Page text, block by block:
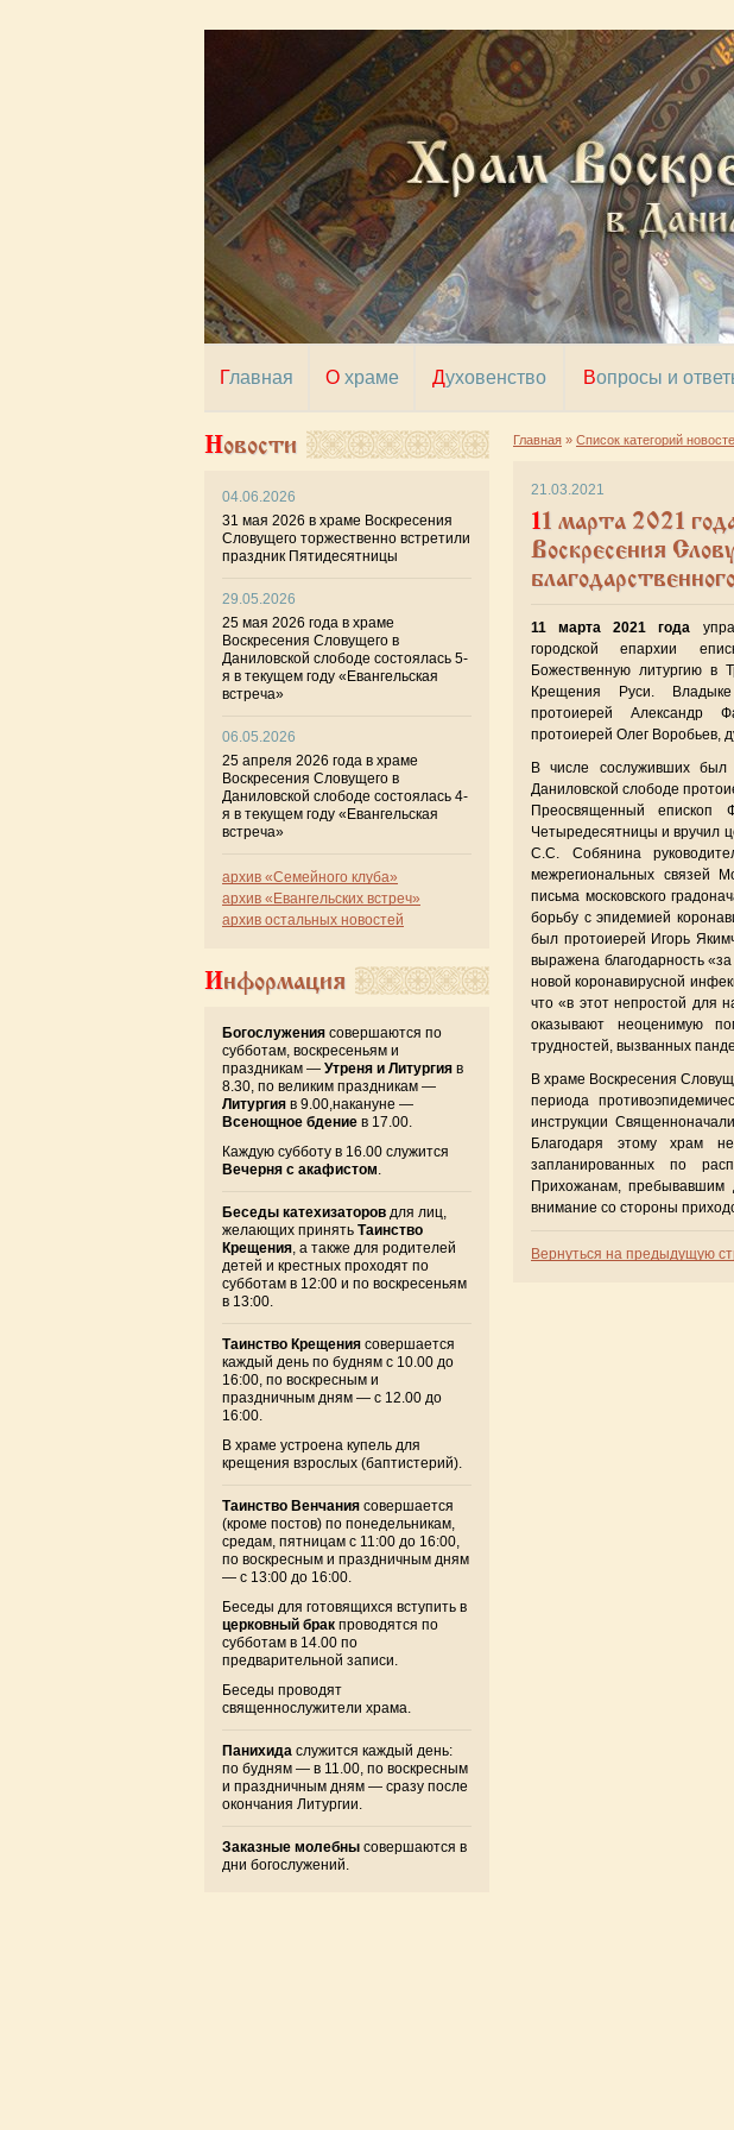
Главная О храме Духовенство Вопросы и
Главная » Список категорий
21.03.2021
11 марта 2021 года настоятель храма
Воскресения
11 марта 2021 года
городской епархии
Божественную литургию в
Крещения Руси. Владыке
протоиерей Александр
протоиерей Олег Воробьев,
В числе сослуживших был
Даниловской слободе
Преосвященный епископ
Четыредесятницы и вручил
С.С. Собянина
межрегиональных связей
письма московского
борьбу с эпидемией
был протоиерей Игорь
выражена благодарность
новой коронавирусной
что «в этот непростой для
оказывают неоценимую
трудностей, вызванных
В храме Воскресения
периода
инструкции
Благодаря этому храм
запланированных по
Прихожанам, пребывавшим
внимание со стороны
Вернуться на предыдущую
Новости
04.06.2026
31 мая 2026 в храме Воскресения
Словущего торжественно встретили
праздник Пятидесятницы
29.05.2026
25 мая 2026 года в храме
Воскресения Словущего в
Даниловской слободе состоялась 5-
я в текущем году «Евангельская
встреча»
06.05.2026
25 апреля 2026 года в храме
Воскресения Словущего в
Даниловской слободе состоялась 4-
я в текущем году «Евангельская
встреча»
архив «Семейного клуба»
архив «Евангельских встреч»
архив остальных новостей
Информация
Богослужения совершаются по
субботам, воскресеньям и
праздникам — Утреня и Литургия в
8.30, по великим праздникам —
Литургия в 9.00,накануне —
Всенощное бдение в 17.00.
Каждую субботу в 16.00 служится
Вечерня с акафистом.
Беседы катехизаторов для лиц,
желающих принять Таинство
Крещения, а также для родителей
детей и крестных проходят по
субботам в 12:00 и по воскресеньям
в 13:00.
Таинство Крещения совершается
каждый день по будням с 10.00 до
16:00, по воскресным и
праздничным дням — с 12.00 до
16:00.
В храме устроена купель для
крещения взрослых (баптистерий).
Таинство Венчания совершается
(кроме постов) по понедельникам,
средам, пятницам с 11:00 до 16:00,
по воскресным и праздничным дням
— с 13:00 до 16:00.
Беседы для готовящихся вступить в
церковный брак проводятся по
субботам в 14.00 по
предварительной записи.
Беседы проводят
священнослужители храма.
Панихида служится каждый день:
по будням — в 11.00, по воскресным
и праздничным дням — сразу после
окончания Литургии.
Заказные молебны совершаются в
дни богослужений.